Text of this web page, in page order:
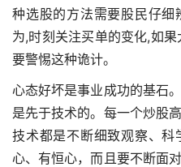
种选股的方法需要股民仔
为,时刻关注买单的变化,如
要警惕这种诡计。
心态好坏是事业成功的基石
是先于技术的。每一个炒股
技术都是不断细致观察、
心、有恒心，而且要不断面